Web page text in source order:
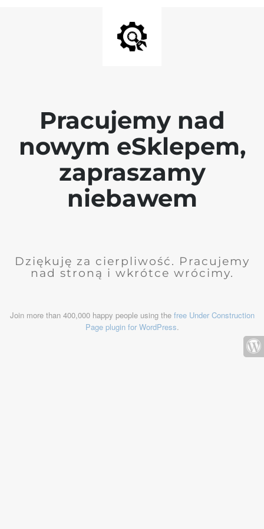
Pracujemy nad
nowym eSklepem,
zapraszamy
niebawem
Dziękuję za cierpliwość. Pracujemy
nad stroną i wkrótce wrócimy.
Join more than 400,000 happy people using the free Under Construction
Page plugin for WordPress.